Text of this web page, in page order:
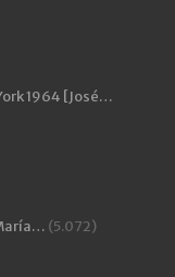
1964 [José…
(5.072)